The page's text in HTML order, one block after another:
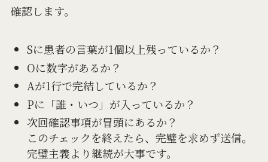
確認します。
Sに患者の言葉が1個以上残っているか？
Oに数字があるか？
Aが1行で完結しているか？
Pに「誰・いつ」が入っているか？
次回確認事項が冒頭にあるか？
このチェックを終えたら、完璧を求めず送信。
完璧主義より継続が大事です。